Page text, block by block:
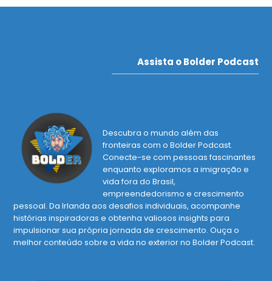
Assista o Bolder Podcast
Descubra o mundo além das
fronteiras com o Bolder Podcast.
Conecte-se com pessoas fascinantes
enquanto exploramos a imigração e
vida fora do Brasil,
empreendedorismo e crescimento
pessoal. Da Irlanda aos desafios individuais, acompanhe
histórias inspiradoras e obtenha valiosos insights para
impulsionar sua própria jornada de crescimento. Ouça o
melhor conteúdo sobre a vida no exterior no Bolder Podcast.